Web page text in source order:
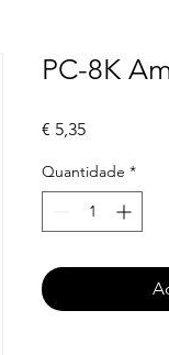
PC-8K
€ 5,35Preço
Quantidade *